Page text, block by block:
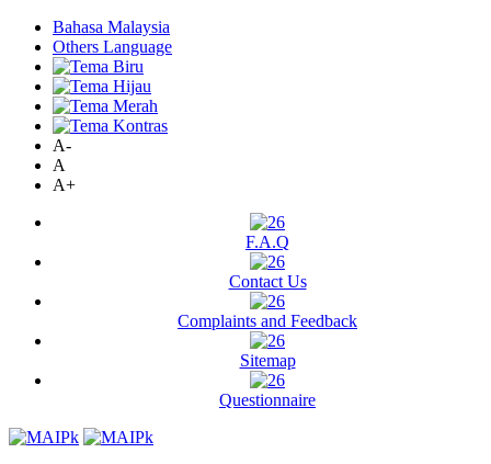
Bahasa Malaysia
Others Language
A-
A
A+
F.A.Q
Contact Us
Complaints and Feedback
Sitemap
Questionnaire